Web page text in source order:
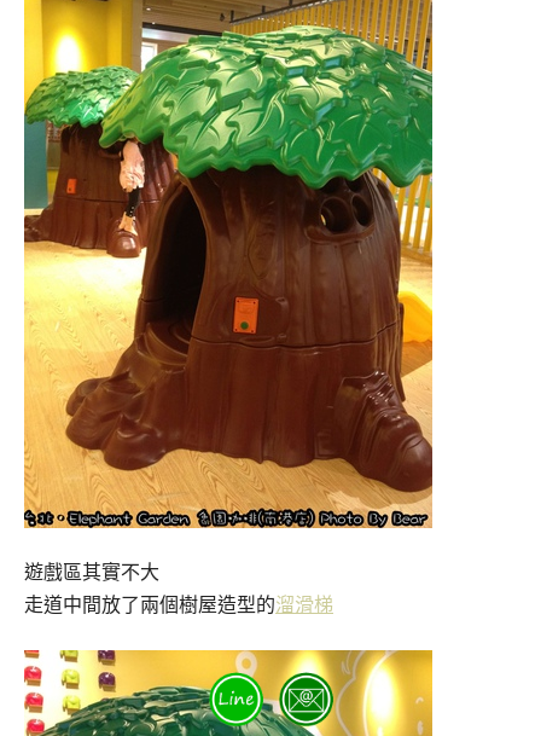
遊戲區其實不大
走道中間放了兩個樹屋造型的溜滑梯